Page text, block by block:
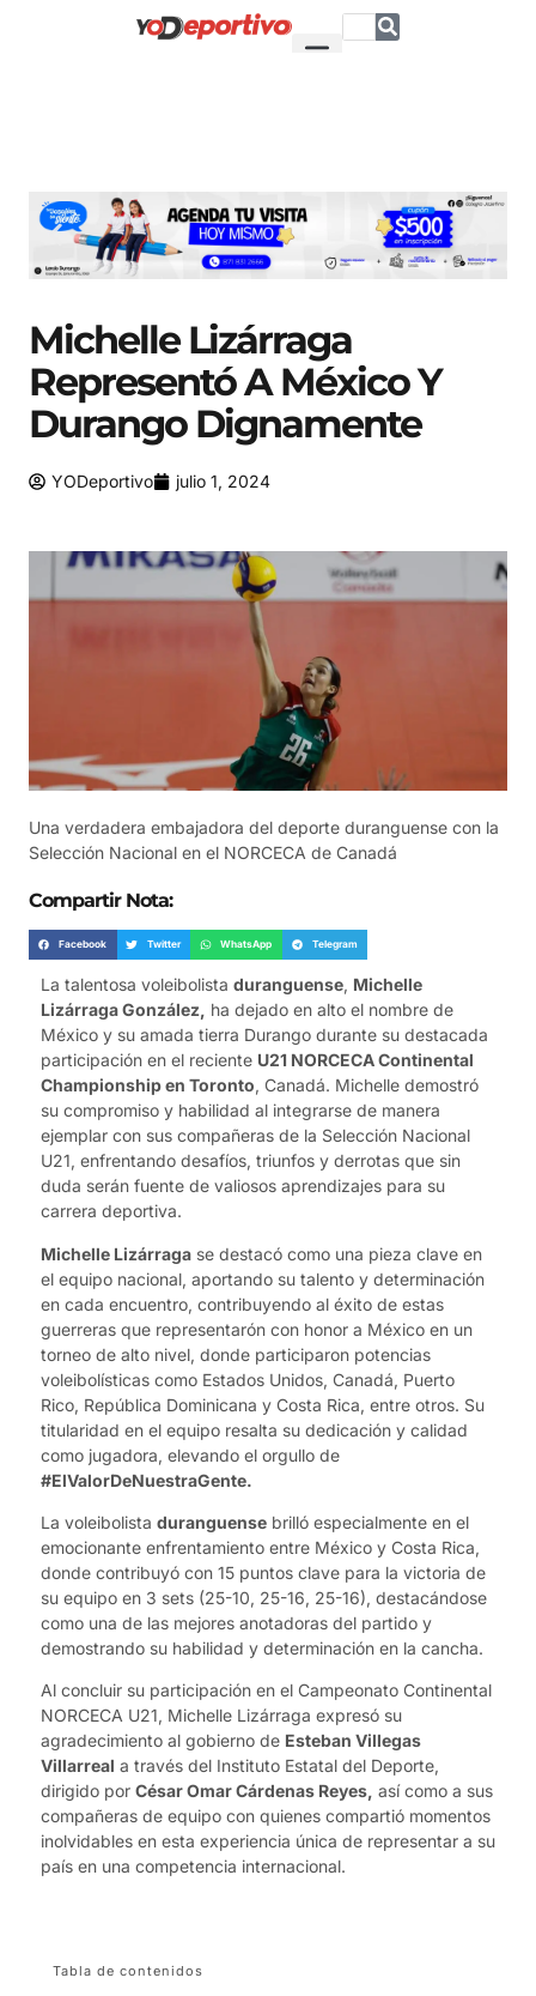
Michelle Lizárraga
Representó A México Y
Durango Dignamente
YODeportivo julio 1, 2024
Una verdadera embajadora del deporte duranguense con la
Selección Nacional en el NORCECA de Canadá
Compartir Nota:
Facebook Twitter WhatsApp Telegram
La talentosa voleibolista duranguense, Michelle
Lizárraga González, ha dejado en alto el nombre de
México y su amada tierra Durango durante su destacada
participación en el reciente U21 NORCECA Continental
Championship en Toronto, Canadá. Michelle demostró
su compromiso y habilidad al integrarse de manera
ejemplar con sus compañeras de la Selección Nacional
U21, enfrentando desafíos, triunfos y derrotas que sin
duda serán fuente de valiosos aprendizajes para su
carrera deportiva.
Michelle Lizárraga se destacó como una pieza clave en
el equipo nacional, aportando su talento y determinación
en cada encuentro, contribuyendo al éxito de estas
guerreras que representarón con honor a México en un
torneo de alto nivel, donde participaron potencias
voleibolísticas como Estados Unidos, Canadá, Puerto
Rico, República Dominicana y Costa Rica, entre otros. Su
titularidad en el equipo resalta su dedicación y calidad
como jugadora, elevando el orgullo de
#ElValorDeNuestraGente.
La voleibolista duranguense brilló especialmente en el
emocionante enfrentamiento entre México y Costa Rica,
donde contribuyó con 15 puntos clave para la victoria de
su equipo en 3 sets (25-10, 25-16, 25-16), destacándose
como una de las mejores anotadoras del partido y
demostrando su habilidad y determinación en la cancha.
Al concluir su participación en el Campeonato Continental
NORCECA U21, Michelle Lizárraga expresó su
agradecimiento al gobierno de Esteban Villegas
Villarreal a través del Instituto Estatal del Deporte,
dirigido por César Omar Cárdenas Reyes, así como a sus
compañeras de equipo con quienes compartió momentos
inolvidables en esta experiencia única de representar a su
país en una competencia internacional.
Tabla de contenidos